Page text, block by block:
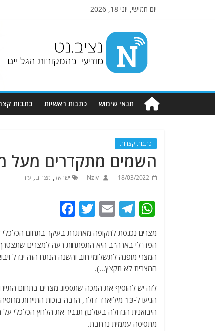
יום חמישי, יוני 18, 2026
Nziv.net
מודיעין
מהמקורות
תנאי שימוש כתבות ראשיות כתבות
כתבות קצרות
השמים מתקדרים מעל
18/03/2022
Nziv ישראל, מצרים, עזה
W
at
s
A
p
p
T
el
e
g
ra
m
E
ai
l
T
itt
er
c
e
o
o
k
מצרים נכנסת לתקופה מאתגרת בעיקר בתחום
הפדרלי בארה"ב היא התפתחות רעה למצרים שתצטרך
המצרי מופנה לתשלומי חוב והשנה הנתח הזה יגדל
המצרית לא תקצץ…).
לזה יש להוסיף את המכה שתספוג מצרים בתחום
הגיעו ל-13 מיליארד דולר, הרבה בזכות
היבואנית הגדולה בעולם) תגביר את הלחץ הכלכלי על
מתסיסה עממית נרחבת.